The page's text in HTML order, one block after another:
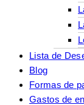
Lista de
Blog
Formas de
Gastos de